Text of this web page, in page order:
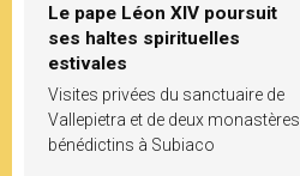
Le pape Léon XIV poursuit
ses haltes spirituelles
estivales
Visites privées du sanctuaire de
Vallepietra et de deux monastères
bénédictins à Subiaco